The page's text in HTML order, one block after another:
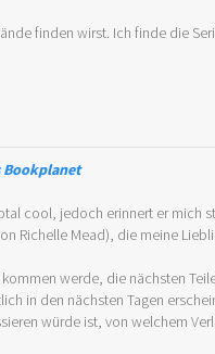
finden wirst. Ich finde die
Bookplanet
cool, jedoch erinnert er mich
Richelle Mead), die meine
werde, die nächsten
in den nächsten Tagen
würde ist, von welchem